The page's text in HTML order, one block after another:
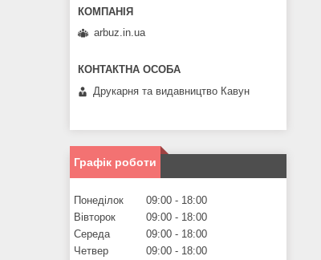
arbuz.in.ua
Друкарня та видавництво Кавун
Графік роботи
Понеділок 09:00
18:00
Вівторок
09:00
18:00
Середа
09:00
18:00
Четвер
09:00
18:00